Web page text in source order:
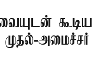
கூடிய
அமைச்சர்